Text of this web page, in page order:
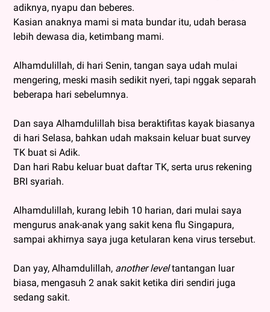
adiknya, nyapu dan beberes.
Kasian anaknya mami si mata bundar itu, udah berasa
lebih dewasa dia, ketimbang mami.
Alhamdulillah, di hari Senin, tangan saya udah mulai
mengering, meski masih sedikit nyeri, tapi nggak separah
beberapa hari sebelumnya.
Dan saya Alhamdulillah bisa beraktifitas kayak biasanya
di hari Selasa, bahkan udah maksain keluar buat survey
TK buat si Adik.
Dan hari Rabu keluar buat daftar TK, serta urus rekening
BRI syariah.
Alhamdulillah, kurang lebih 10 harian, dari mulai saya
mengurus anak-anak yang sakit kena flu Singapura,
sampai akhirnya saya juga ketularan kena virus tersebut.
Dan yay, Alhamdulillah, another leveltantangan luar
biasa, mengasuh 2 anak sakit ketika diri sendiri juga
sedang sakit.